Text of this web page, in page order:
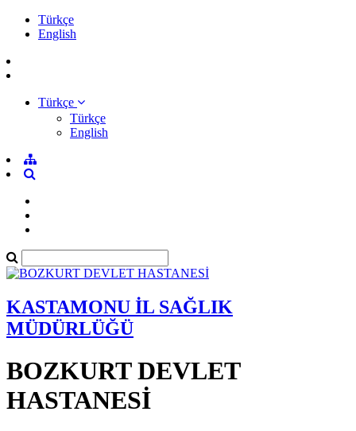
Türkçe
English
Türkçe
Türkçe
English
KASTAMONU İL SAĞLIK
MÜDÜRLÜĞÜ
BOZKURT DEVLET
HASTANESİ